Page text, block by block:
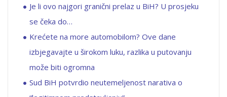
Je li ovo najgori granični prelaz u BiH? U prosjeku
se čeka do…
Krećete na more automobilom? Ove dane
izbjegavajte u širokom luku, razlika u putovanju
može biti ogromna
Sud BiH potvrdio neutemeljenost narativa o